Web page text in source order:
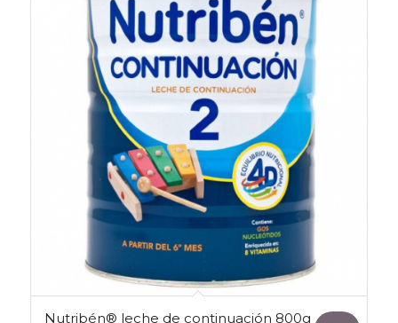
Nutribén® leche de continuación 800g